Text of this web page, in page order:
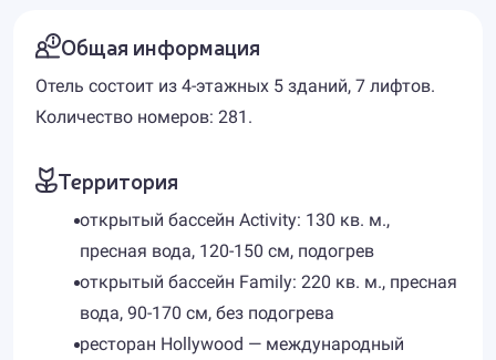
Общая информация
Отель состоит из 4-этажных 5 зданий, 7 лифтов.
Количество номеров: 281.
Территория
открытый бассейн Activity: 130 кв. м.,
пресная вода, 120-150 см, подогрев
открытый бассейн Family: 220 кв. м., пресная
вода, 90-170 см, без подогрева
ресторан Hollywood — международный